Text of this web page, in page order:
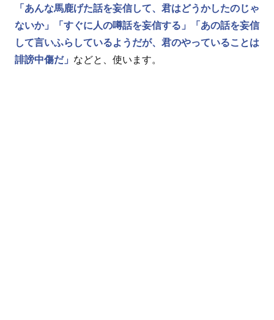
「あんな馬鹿げた話を妄信して、君はどうかしたのじゃ
ないか」
「すぐに人の噂話を妄信する」
「あの話を妄信
して言いふらしているようだが、君のやっていることは
誹謗中傷だ」 などと、使います。